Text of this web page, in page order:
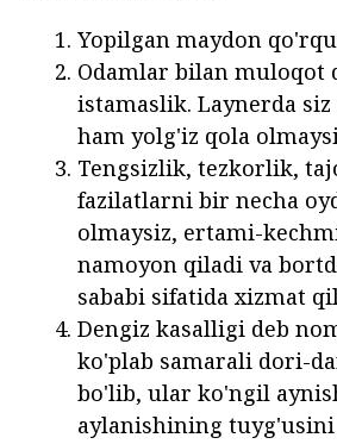
Yopilgan maydon
Odamlar bilan muloqot
istamaslik. Laynerda
ham yolg'iz qola
Tengsizlik, tezkorlik,
fazilatlarni bir necha
olmaysiz, ertami-
namoyon qiladi va
sababi sifatida xizmat
Dengiz kasalligi deb
ko'plab samarali dori-
bo'lib, ular ko'ngil
aylanishining